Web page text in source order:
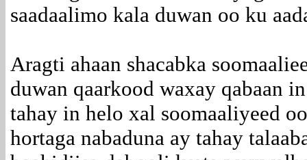
saadaalimo kala duwan oo ku
Aragti ahaan shacabka
duwan qaarkood waxay qabaan
tahay in helo xal soomaaliyeed
hortaga nabaduna ay tahay